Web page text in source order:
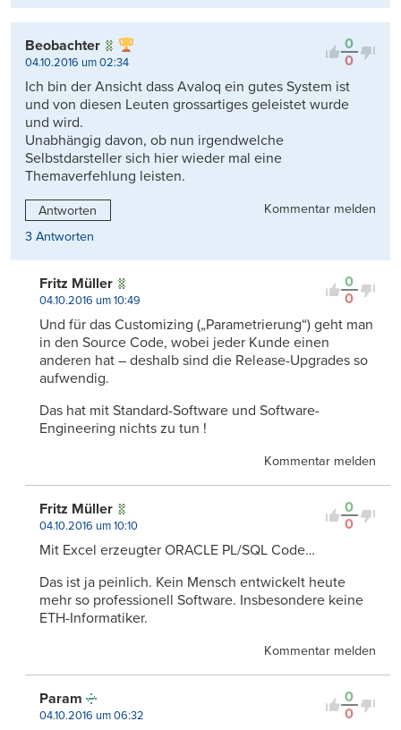
0
0
Beobachter
04.10.2016 um 02:34
Ich bin der Ansicht dass Avaloq ein gutes System ist
und von diesen Leuten grossartiges geleistet wurde
und wird.
Unabhängig davon, ob nun irgendwelche
Selbstdarsteller sich hier wieder mal eine
Themaverfehlung leisten.
Antworten
Kommentar melden
3 Antworten
0
0
Fritz Müller
04.10.2016 um 10:49
Und für das Customizing („Parametrierung“) geht man
in den Source Code, wobei jeder Kunde einen
anderen hat – deshalb sind die Release-Upgrades so
aufwendig.
Das hat mit Standard-Software und Software-
Engineering nichts zu tun !
Kommentar melden
0
0
Fritz Müller
04.10.2016 um 10:10
Mit Excel erzeugter ORACLE PL/SQL Code…
Das ist ja peinlich. Kein Mensch entwickelt heute
mehr so professionell Software. Insbesondere keine
ETH-Informatiker.
Kommentar melden
0
0
Param
04.10.2016 um 06:32